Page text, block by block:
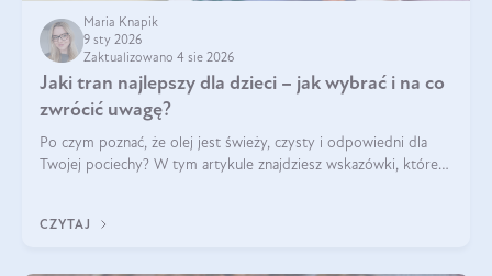
Maria Knapik
9 sty 2026
Zaktualizowano 4 sie 2026
Jaki tran najlepszy dla dzieci – jak wybrać i na co
zwrócić uwagę?
Po czym poznać, że olej jest świeży, czysty i odpowiedni dla
Twojej pociechy? W tym artykule znajdziesz wskazówki, które
CZYTAJ